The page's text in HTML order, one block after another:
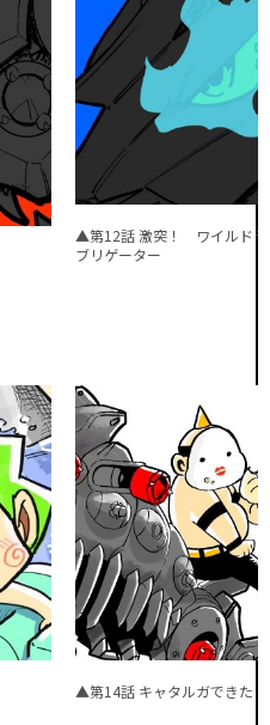
▲第12話 激突！ ワイルドラ
ブリゲーター
▲第14話 キャタルガできた！